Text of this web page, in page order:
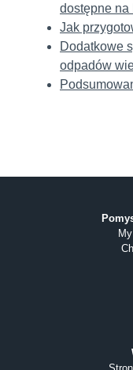
dostępne na
Jak
Dodatkowe
odpadów